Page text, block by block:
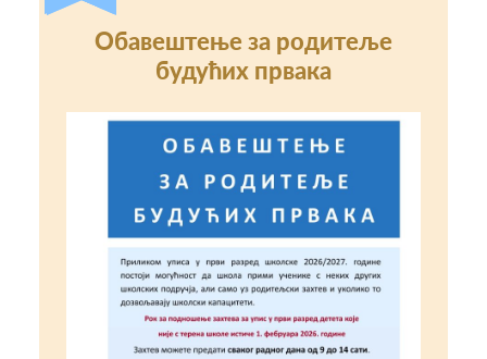
Обавештење за родитеље
будућих првака